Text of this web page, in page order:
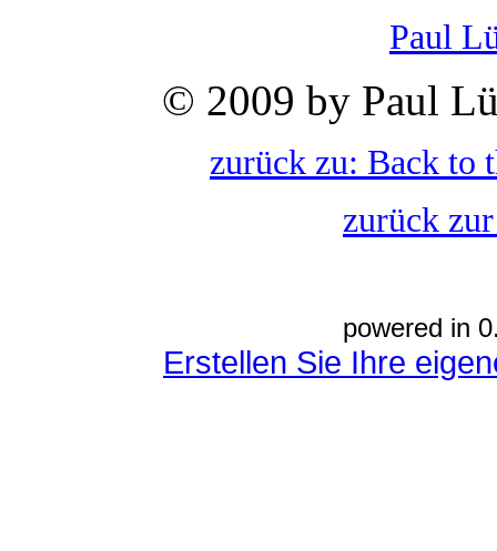
Paul
© 2009 by Paul
zurück zu: Back to
zurück
powered in
Erstellen Sie Ihre